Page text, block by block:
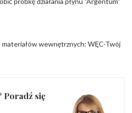
wewnętrznych: WĘC-Twój
Poradź się